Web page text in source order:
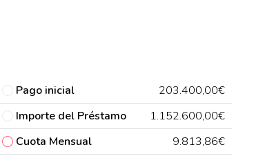
Pago inicial
203.400,00€
Importe del Préstamo
1.152.600,00€
Cuota Mensual
9.813,86€